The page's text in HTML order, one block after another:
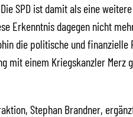
SPD ist damit als eine weitere
Erkenntnis dagegen nicht
die politische und finanzielle
mit einem Kriegskanzler Merz
Stephan Brandner,